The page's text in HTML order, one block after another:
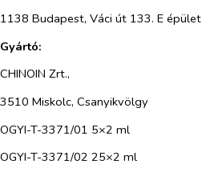
1138 Budapest, Váci út 133. E
Gyártó:
CHINOIN Zrt.,
3510 Miskolc, Csanyikvölgy
OGYI-T-3371/01 5×2 ml
OGYI-T-3371/02 25×2 ml